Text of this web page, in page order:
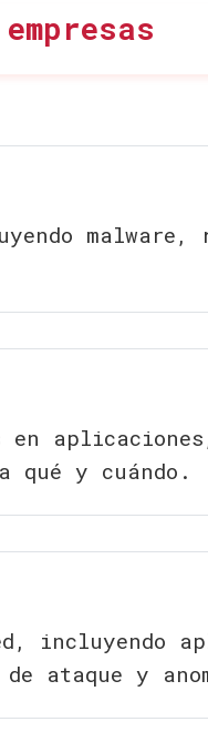
malware,
en
qué y cuándo.
incluyendo
ataque y